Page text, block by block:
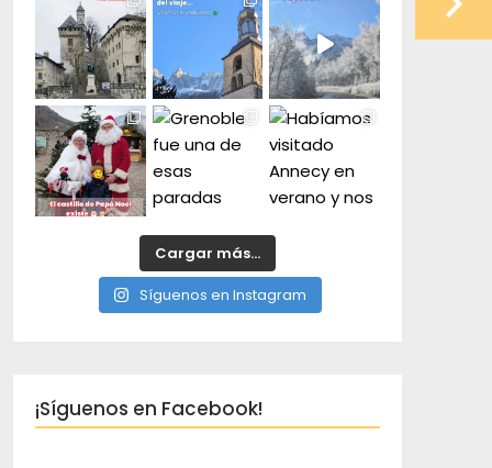
Cargar más...
Síguenos en Instagram
¡Síguenos en Facebook!